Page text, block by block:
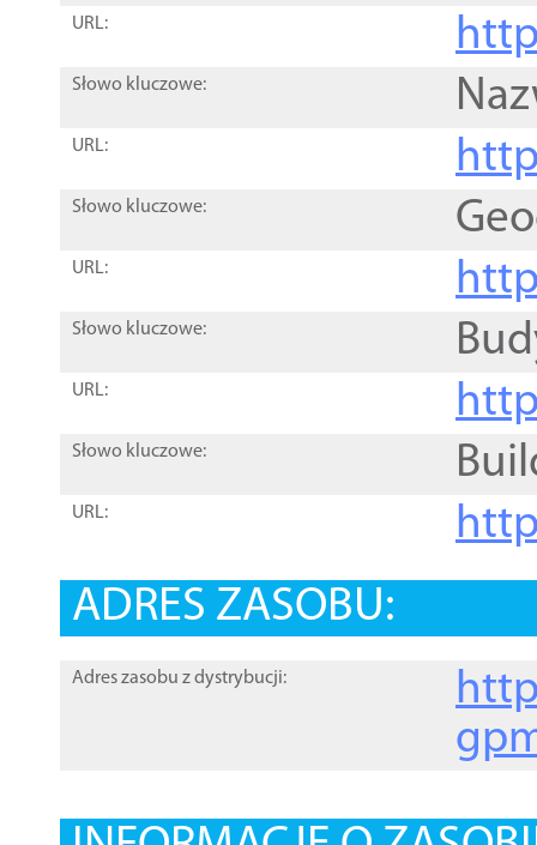
URL:
Słowo kluczowe:
URL:
Słowo kluczowe:
URL:
Słowo kluczowe:
URL:
Słowo kluczowe:
URL:
ADRES ZASOBU:
Adres zasobu z dystrybucji: